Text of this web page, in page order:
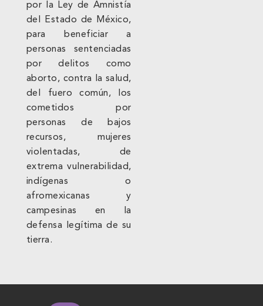
por la Ley de Amnistía
del Estado de México,
para beneficiar a
personas sentenciadas
por delitos como
aborto, contra la salud,
del fuero común, los
cometidos por
personas de bajos
recursos, mujeres
violentadas, de
extrema vulnerabilidad,
indígenas o
afromexicanas y
campesinas en la
defensa legítima de su
tierra.